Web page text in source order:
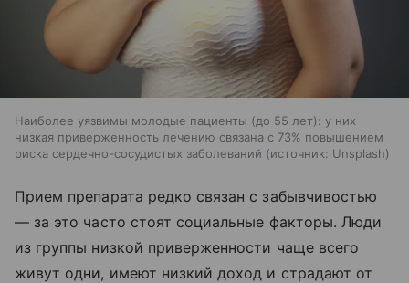
Наиболее уязвимы молодые пациенты (до 55 лет): у них
низкая приверженность лечению связана с 73% повышением
риска сердечно-сосудистых заболеваний
источник: Unsplash
Прием препарата редко связан с забывчивостью
— за это часто стоят социальные факторы. Люди
из группы низкой приверженности чаще всего
живут одни, имеют низкий доход и страдают от